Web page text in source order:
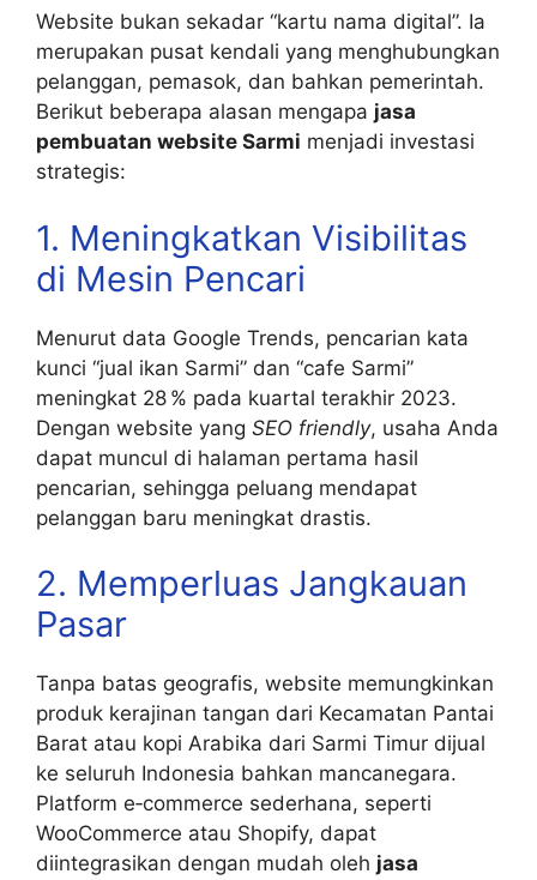
Website bukan sekadar “kartu nama digital”. Ia
merupakan pusat kendali yang menghubungkan
pelanggan, pemasok, dan bahkan pemerintah.
Berikut beberapa alasan mengapa jasa
pembuatan website Sarmi menjadi investasi
strategis:
1. Meningkatkan Visibilitas
di Mesin Pencari
Menurut data Google Trends, pencarian kata
kunci “jual ikan Sarmi” dan “cafe Sarmi”
meningkat 28 % pada kuartal terakhir 2023.
Dengan website yang SEO friendly, usaha Anda
dapat muncul di halaman pertama hasil
pencarian, sehingga peluang mendapat
pelanggan baru meningkat drastis.
2. Memperluas Jangkauan
Pasar
Tanpa batas geografis, website memungkinkan
produk kerajinan tangan dari Kecamatan Pantai
Barat atau kopi Arabika dari Sarmi Timur dijual
ke seluruh Indonesia bahkan mancanegara.
Platform e‑commerce sederhana, seperti
WooCommerce atau Shopify, dapat
diintegrasikan dengan mudah oleh jasa